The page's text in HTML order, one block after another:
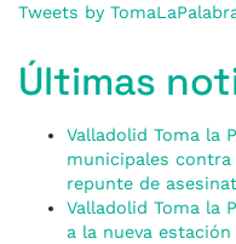
Tweets by
Últimas
Valladolid Toma la
municipales
repunte de
Valladolid Toma la
a la nueva